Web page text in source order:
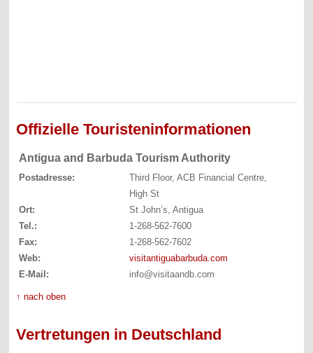
Offizielle Touristeninformationen
Antigua and Barbuda Tourism Authority
Postadresse:
Third Floor, ACB Financial Centre,
High St
Ort:
St John’s, Antigua
Tel.:
1-268-562-7600
Fax:
1-268-562-7602
Web:
visitantiguabarbuda.com
E-Mail:
info@visitaandb.com
↑ nach oben
Vertretungen in Deutschland